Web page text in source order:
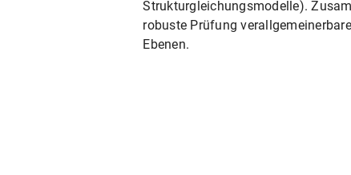
Strukturgleichungsmodelle).
robuste Prüfung
Ebenen.